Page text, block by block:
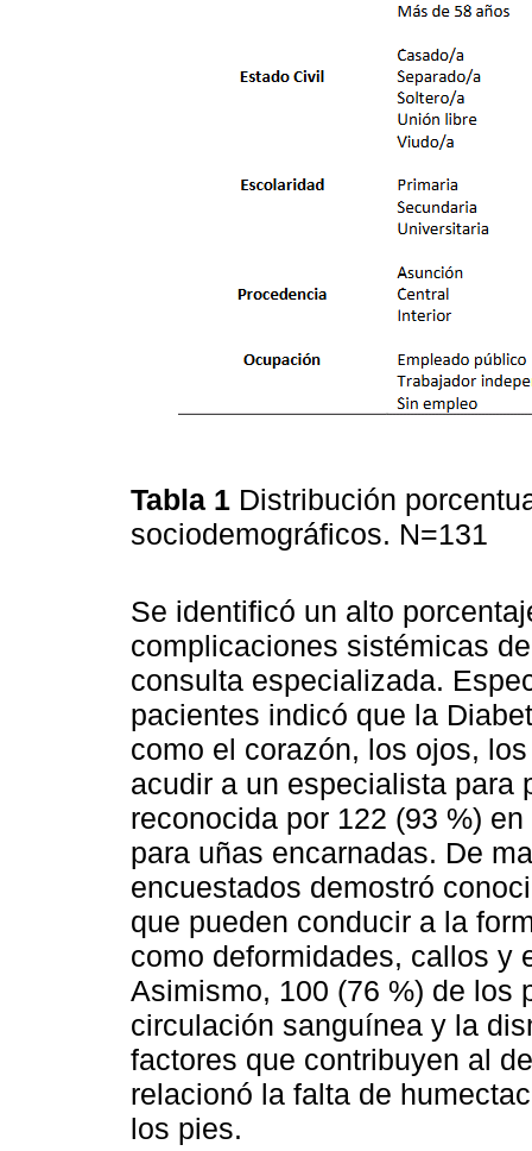
Tabla 1 Distribución
sociodemográficos. N=131
Se identificó un alto
complicaciones sistémicas
consulta especializada.
pacientes indicó que la
como el corazón, los ojos,
acudir a un especialista para
reconocida por 122 (93 %)
para uñas encarnadas. De
encuestados demostró
que pueden conducir a la
como deformidades, callos y
Asimismo, 100 (76 %) de los
circulación sanguínea y la
factores que contribuyen al
relacionó la falta de
los pies.